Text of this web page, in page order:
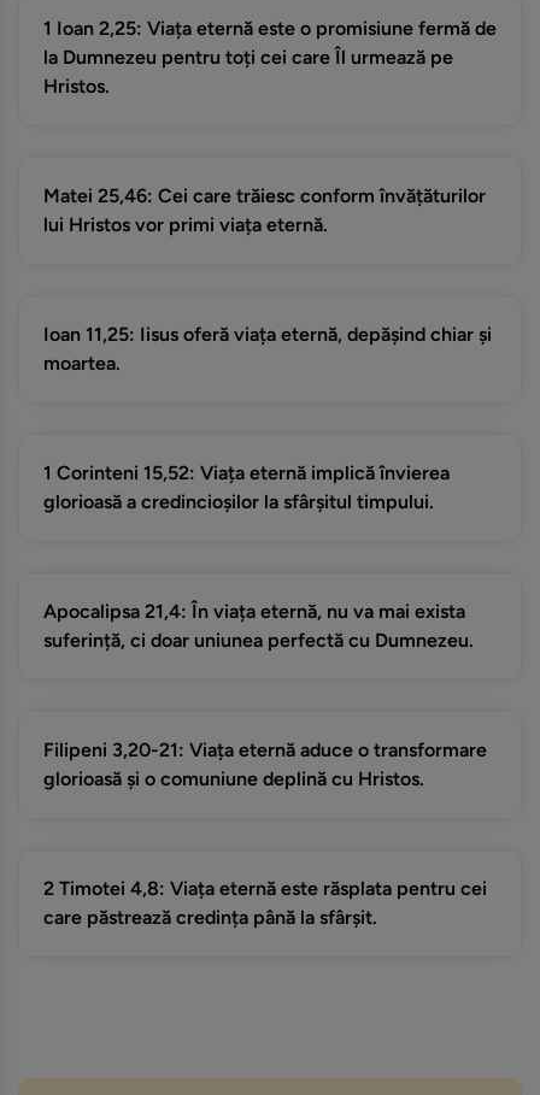
1 Ioan 2,25: Viața eternă este o promisiune fermă de
la Dumnezeu pentru toți cei care Îl urmează pe
Hristos.
Matei 25,46: Cei care trăiesc conform învățăturilor
lui Hristos vor primi viața eternă.
Ioan 11,25: Iisus oferă viața eternă, depășind chiar și
moartea.
1 Corinteni 15,52: Viața eternă implică învierea
glorioasă a credincioșilor la sfârșitul timpului.
Apocalipsa 21,4: În viața eternă, nu va mai exista
suferință, ci doar uniunea perfectă cu Dumnezeu.
Filipeni 3,20-21: Viața eternă aduce o transformare
glorioasă și o comuniune deplină cu Hristos.
2 Timotei 4,8: Viața eternă este răsplata pentru cei
care păstrează credința până la sfârșit.